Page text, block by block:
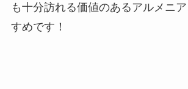
も十分訪れる価値のあるアルメニ
すめです！